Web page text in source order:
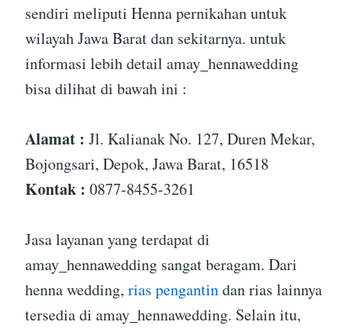
sendiri meliputi Henna pernikahan untuk
wilayah Jawa Barat dan sekitarnya. untuk
informasi lebih detail amay_hennawedding
bisa dilihat di bawah ini :
Alamat : Jl. Kalianak No. 127, Duren Mekar,
Bojongsari, Depok, Jawa Barat, 16518
Kontak : 0877-8455-3261
Jasa layanan yang terdapat di
amay_hennawedding sangat beragam. Dari
henna wedding, rias pengantindan rias lainnya
tersedia di amay_hennawedding. Selain itu,